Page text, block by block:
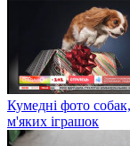
Кумедні фото
м'яких іграшок